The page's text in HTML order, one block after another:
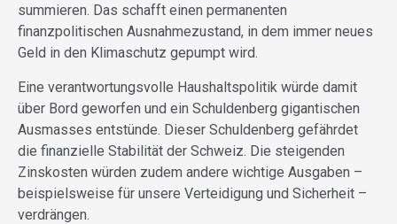
summieren. Das schafft einen permanenten
finanzpolitischen Ausnahmezustand, in dem immer neues
Geld in den Klimaschutz gepumpt wird.
Eine verantwortungsvolle Haushaltspolitik würde damit
über Bord geworfen und ein Schuldenberg gigantischen
Ausmasses entstünde. Dieser Schuldenberg gefährdet
die finanzielle Stabilität der Schweiz. Die steigenden
Zinskosten würden zudem andere wichtige Ausgaben –
beispielsweise für unsere Verteidigung und Sicherheit –
verdrängen.